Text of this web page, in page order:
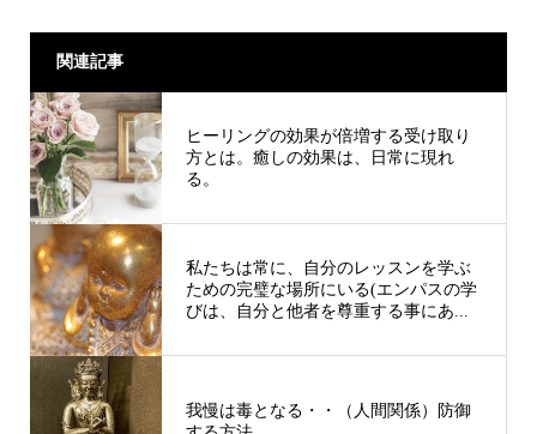
関連記事
ヒーリングの効果が倍増する受け取り
方とは。癒しの効果は、日常に現れ
る。
私たちは常に、自分のレッスンを学ぶ
ための完璧な場所にいる(エンパスの学
びは、自分と他者を尊重する事にあ...
我慢は毒となる・・（人間関係）防御